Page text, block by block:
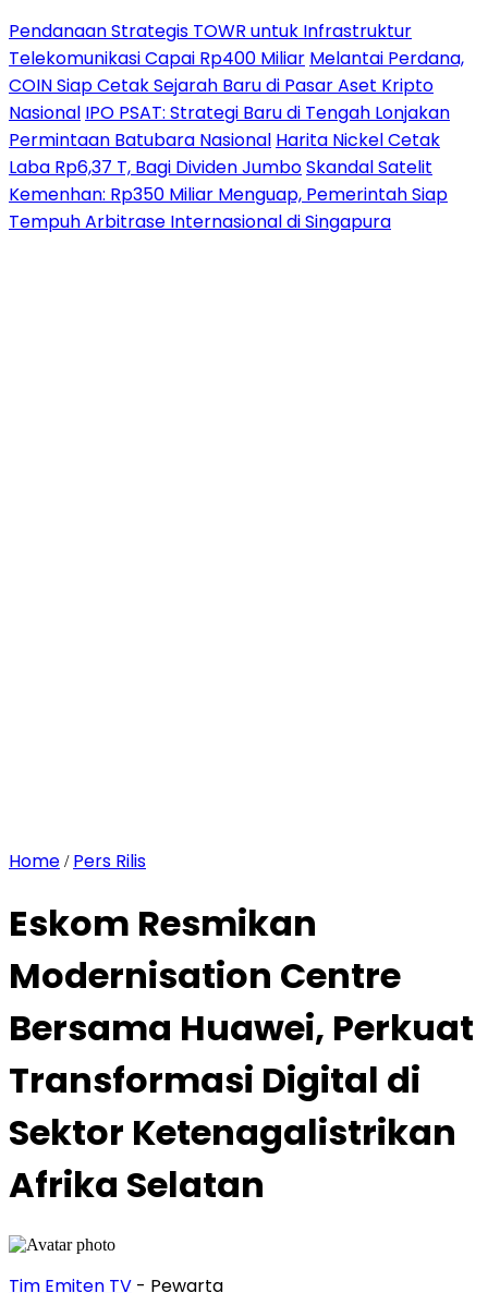
Pendanaan Strategis TOWR untuk Infrastruktur
Telekomunikasi Capai Rp400 Miliar Melantai Perdana,
COIN Siap Cetak Sejarah Baru di Pasar Aset Kripto
Nasional IPO PSAT: Strategi Baru di Tengah Lonjakan
Permintaan Batubara Nasional Harita Nickel Cetak
Laba Rp6,37 T, Bagi Dividen JumboSkandal Satelit
Kemenhan: Rp350 Miliar Menguap, Pemerintah Siap
Tempuh Arbitrase Internasional di Singapura
Home / Pers Rilis
Eskom Resmikan
Modernisation Centre
Bersama Huawei, Perkuat
Transformasi Digital di
Sektor Ketenagalistrikan
Afrika Selatan
Tim Emiten TV - Pewarta